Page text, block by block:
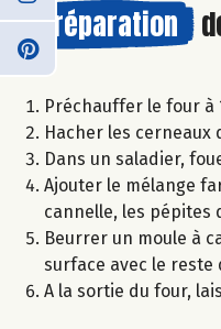
Préparation
Préchauffer le four à
Hacher les cerneaux
Dans un saladier,
Ajouter le mélange
cannelle, les pépites
Beurrer un moule à
surface avec le reste
A la sortie du four,